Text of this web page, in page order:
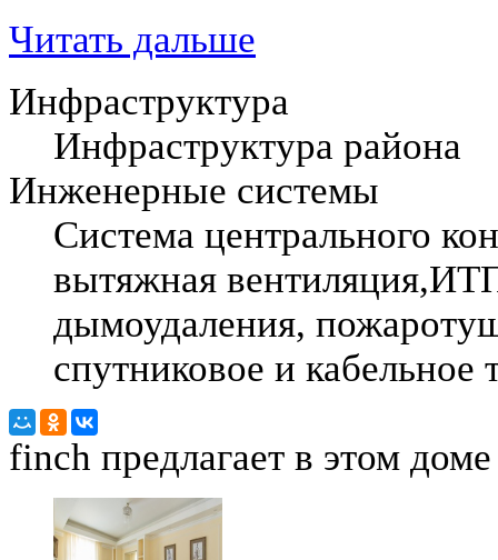
Читать дальше
Инфраструктура
Инфраструктура района
Инженерные системы
Система центрального
вытяжная
дымоудаления,
спутниковое и кабельное
finch предлагает в этом доме